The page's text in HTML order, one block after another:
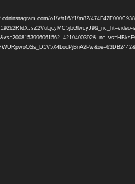
o1/v/t16/f1/m82/